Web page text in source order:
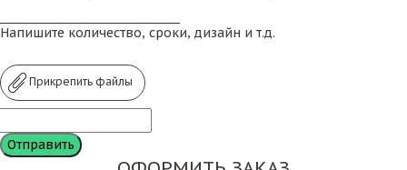
Напишите количество, сроки, дизайн и т.д.
Прикрепить файлы